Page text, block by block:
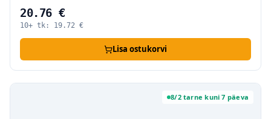
20.76 €
10+ tk: 19.72 €
Lisa ostukorvi
8/2 tarne kuni 7 päeva